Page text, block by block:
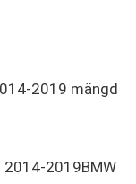
2019 mängd
BMW